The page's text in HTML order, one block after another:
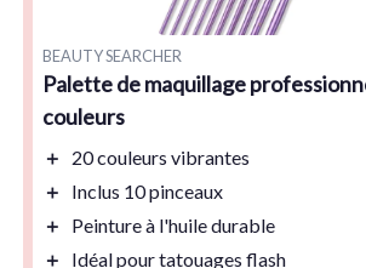
BEAUTY SEARCHER
Palette de maquillage
couleurs
＋ 20 couleurs vibrantes
＋
Inclus 10 pinceaux
＋
Peinture à l'huiledurable
＋
Idéal pourtatouages flash